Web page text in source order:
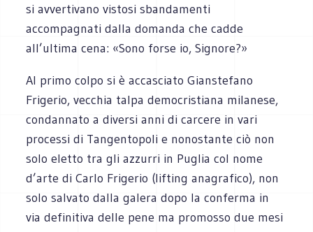
si avvertivano vistosi sbandamenti
accompagnati dalla domanda che cadde
all’ultima cena: «Sono forse io, Signore?»
Al primo colpo si è accasciato Gianstefano
Frigerio, vecchia talpa democristiana milanese,
condannato a diversi anni di carcere in vari
processi di Tangentopoli e nonostante ciò non
solo eletto tra gli azzurri in Puglia col nome
d’arte di Carlo Frigerio (lifting anagrafico), non
solo salvato dalla galera dopo la conferma in
via definitiva delle pene ma promosso due mesi